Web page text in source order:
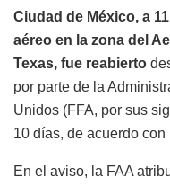
Ciudad de México, a
aéreo en la zona del
Texas, fue reabierto
por parte de la
Unidos (FFA, por sus
10 días, de acuerdo
En el aviso, la FAA